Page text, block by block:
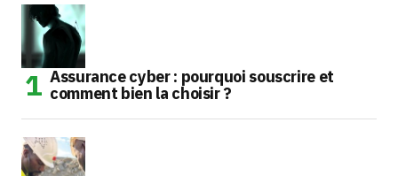
Assurance cyber : pourquoi souscrire et
comment bien la choisir ?